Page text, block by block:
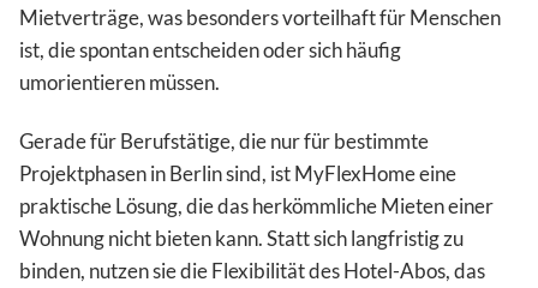
Mietverträge, was besonders vorteilhaft für Menschen
ist, die spontan entscheiden oder sich häufig
umorientieren müssen.
Gerade für Berufstätige, die nur für bestimmte
Projektphasen in Berlin sind, ist MyFlexHome eine
praktische Lösung, die das herkömmliche Mieten einer
Wohnung nicht bieten kann. Statt sich langfristig zu
binden, nutzen sie die Flexibilität des Hotel-Abos, das